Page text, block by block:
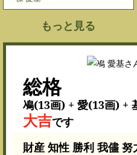
もっと見る
総格
鳰(13画) + 愛(13画) +
大吉です
財産 知性 勝利 我儘 努